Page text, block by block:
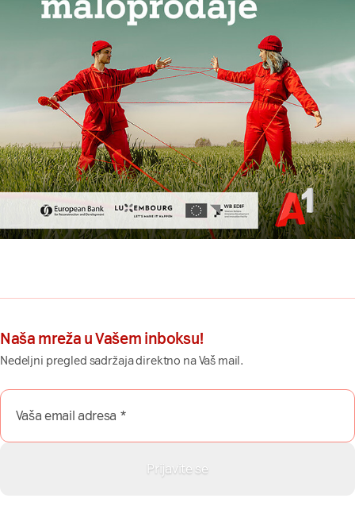
Naša mreža u Vašem inboksu!
Nedeljni pregled sadržaja direktno na Vaš mail.